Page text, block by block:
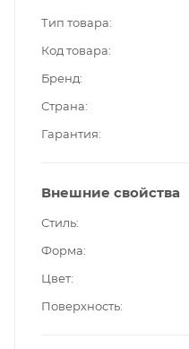
Тип товара
Код товара
Бренд
Страна
Гарантия
Внешние свойства
Стиль
Форма
Цвет
Поверхность